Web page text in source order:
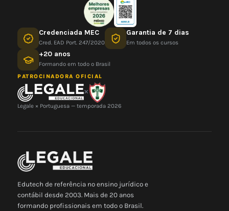
Credenciada MEC
Cred. EAD Port. 247/2020
Garantia de 7 dias
Em todos os cursos
+20 anos
Formando em todo o Brasil
PATROCINADORA OFICIAL
×
Legale × Portuguesa — temporada 2026
Edutech de referência no ensino jurídico e
contábil desde 2003. Mais de 20 anos
formando profissionais em todo o Brasil.